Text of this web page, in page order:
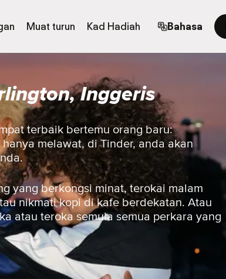
Muat turun Kad Hadiah Bahasa
Inggeris
terbaik bertemu orang baru:
melawat, di Tinder, anda akan
yang berkongsi minat, terokai malam
nikmati kopi di kafe berdekatan. Atau
atau teroka semula semua perkara yang